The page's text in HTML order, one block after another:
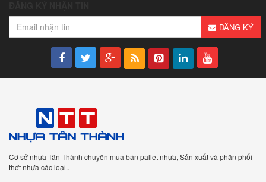
ĐĂNG KÝ
Cơ sở nhựa Tân Thành chuyên mua bán pallet nhựa, Sản xuất và phân phối
thớt nhựa các loại..